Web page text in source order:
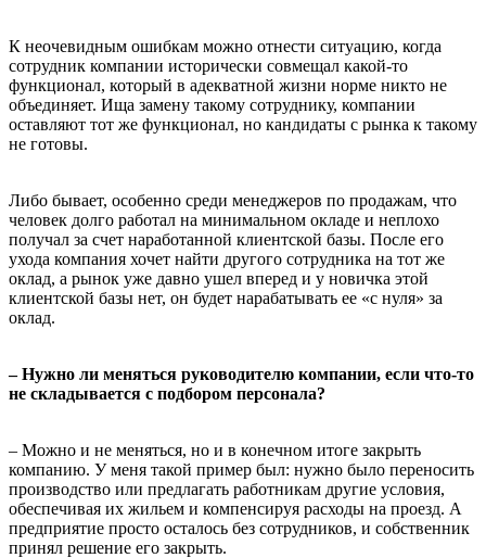
К неочевидным ошибкам можно отнести ситуацию, когда
сотрудник компании исторически совмещал какой-то
функционал, который в адекватной жизни норме никто не
объединяет. Ища замену такому сотруднику, компании
оставляют тот же функционал, но кандидаты с рынка к такому
не готовы.
Либо бывает, особенно среди менеджеров по продажам, что
человек долго работал на минимальном окладе и неплохо
получал за счет наработанной клиентской базы. После его
ухода компания хочет найти другого сотрудника на тот же
оклад, а рынок уже давно ушел вперед и у новичка этой
клиентской базы нет, он будет нарабатывать ее «с нуля» за
оклад.
– Нужно ли меняться руководителю компании, если что-то
не складывается с подбором персонала?
– Можно и не меняться, но и в конечном итоге закрыть
компанию. У меня такой пример был: нужно было переносить
производство или предлагать работникам другие условия,
обеспечивая их жильем и компенсируя расходы на проезд. А
предприятие просто осталось без сотрудников, и собственник
принял решение его закрыть.